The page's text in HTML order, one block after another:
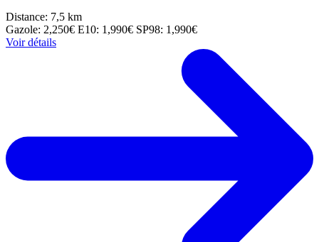
Distance: 7,5 km
Gazole: 2,250€ E10: 1,990€ SP98: 1,990€
Voir détails